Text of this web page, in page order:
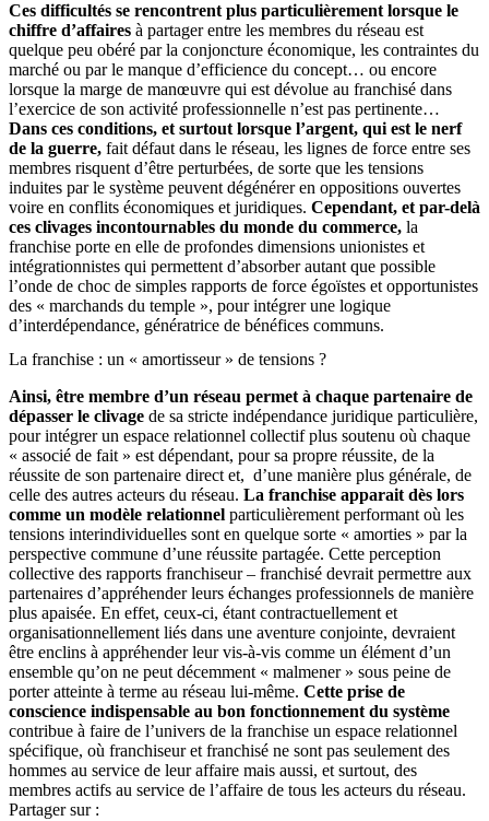
Ces difficultés se rencontrent plus particulièrement lorsque le
chiffre d’affaires à partager entre les membres du réseau est
quelque peu obéré par la conjoncture économique, les contraintes du
marché ou par le manque d’efficience du concept… ou encore
lorsque la marge de manœuvre qui est dévolue au franchisé dans
l’exercice de son activité professionnelle n’est pas pertinente…
Dans ces conditions, et surtout lorsque l’argent, qui est le nerf
de la guerre, fait défaut dans le réseau, les lignes de force entre ses
membres risquent d’être perturbées, de sorte que les tensions
induites par le système peuvent dégénérer en oppositions ouvertes
voire en conflits économiques et juridiques. Cependant, et par-delà
ces clivages incontournables du monde du commerce, la
franchise porte en elle de profondes dimensions unionistes et
intégrationnistes qui permettent d’absorber autant que possible
l’onde de choc de simples rapports de force égoïstes et opportunistes
des « marchands du temple », pour intégrer une logique
d’interdépendance, génératrice de bénéfices communs.
La franchise : un « amortisseur » de tensions ?
Ainsi, être membre d’un réseau permet à chaque partenaire de
dépasser le clivage de sa stricte indépendance juridique particulière,
pour intégrer un espace relationnel collectif plus soutenu où chaque
« associé de fait » est dépendant, pour sa propre réussite, de la
réussite de son partenaire direct et, d’une manière plus générale, de
celle des autres acteurs du réseau. La franchise apparait dès lors
comme un modèle relationnel particulièrement performant où les
tensions interindividuelles sont en quelque sorte « amorties » par la
perspective commune d’une réussite partagée. Cette perception
collective des rapports franchiseur – franchisé devrait permettre aux
partenaires d’appréhender leurs échanges professionnels de manière
plus apaisée. En effet, ceux-ci, étant contractuellement et
organisationnellement liés dans une aventure conjointe, devraient
être enclins à appréhender leur vis-à-vis comme un élément d’un
ensemble qu’on ne peut décemment « malmener » sous peine de
porter atteinte à terme au réseau lui-même. Cette prise de
conscience indispensable au bon fonctionnement du système
contribue à faire de l’univers de la franchise un espace relationnel
spécifique, où franchiseur et franchisé ne sont pas seulement des
hommes au service de leur affaire mais aussi, et surtout, des
membres actifs au service de l’affaire de tous les acteurs du réseau.
Partager sur :